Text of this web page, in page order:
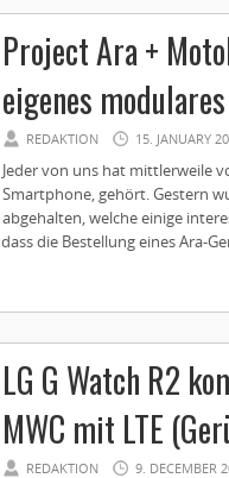
Project Ara +
eigenes
REDAKTION 15. JANUARY
Jeder von uns hat mittlerweile
Smartphone, gehört. Gestern
abgehalten, welche einige
dass die Bestellung eines Ara-
LG G Watch R2
MWC mit LTE
REDAKTION 9. DECEMBER